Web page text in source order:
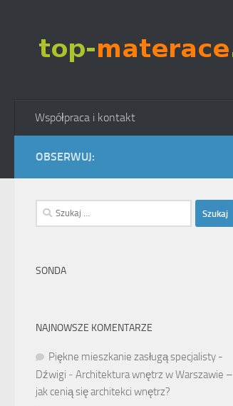
Współpraca i kontakt
OBSERWUJ:
Szukaj:
SONDA
NAJNOWSZE KOMENTARZE
Piękne mieszkanie zasługą specjalisty -
Dźwigi - Architektura wnętrz w Warszawie –
jak cenią się architekci wnętrz?